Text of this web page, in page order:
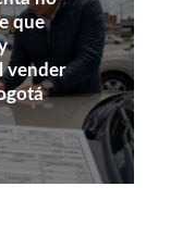
que
vender